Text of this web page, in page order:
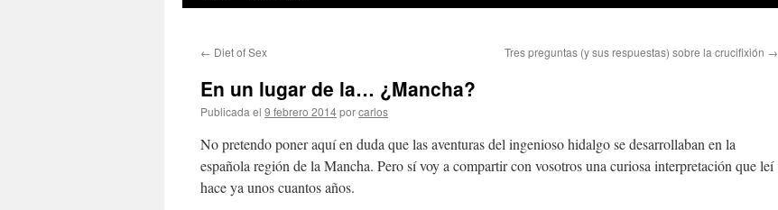
← Diet of Sex Tres preguntas (y sus respuestas) sobre la crucifixión →
En un lugar de la… ¿Mancha?
Publicada el 9 febrero 2014porcarlos
No pretendo poner aquí en duda que las aventuras del ingenioso hidalgo se desarrollaban en la
española región de la Mancha. Pero sí voy a compartir con vosotros una curiosa interpretación que leí
hace ya unos cuantos años.